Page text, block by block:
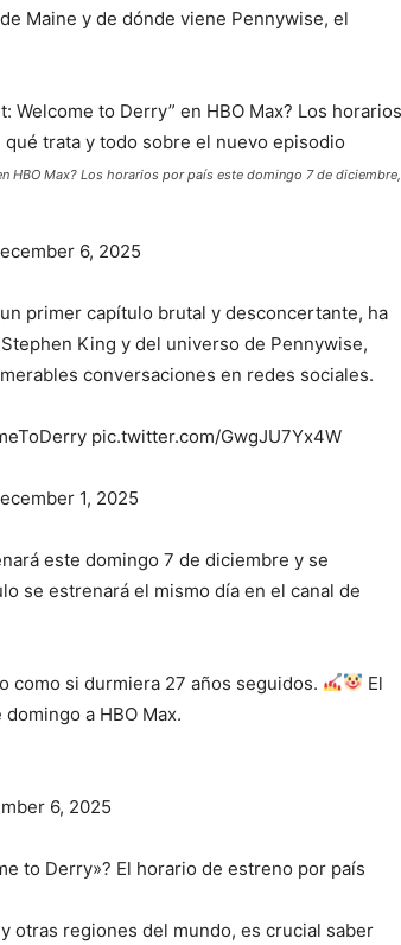
Maine y de dónde viene Pennywise, el
HBO Max? Los horarios por país este domingo 7 de diciembre,
6, 2025
primer capítulo brutal y desconcertante, ha
King y del universo de Pennywise,
conversaciones en redes sociales.
pic.twitter.com/GwgJU7Yx4W
1, 2025
este domingo 7 de diciembre y se
se estrenará el mismo día en el canal de
como si durmiera 27 años seguidos.
El
a HBO Max.
6, 2025
to Derry»? El horario de estreno por país
otras regiones del mundo, es crucial saber